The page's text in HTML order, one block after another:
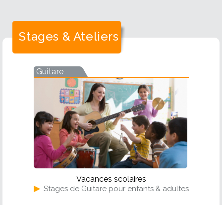
Stages & Ateliers
Guitare
Vacances scolaires
▶ Stages de Guitare pour enfants & adultes